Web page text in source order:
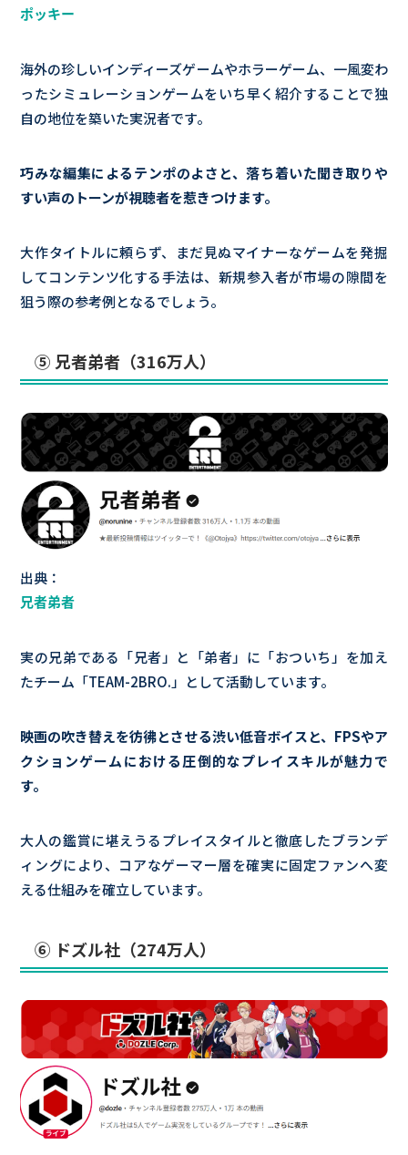
ポッキー
海外の珍しいインディーズゲームやホラーゲーム、一風変わ
ったシミュレーションゲームをいち早く紹介することで独
自の地位を築いた実況者です。
巧みな編集によるテンポのよさと、落ち着いた聞き取りや
すい声のトーンが視聴者を惹きつけます。
大作タイトルに頼らず、まだ見ぬマイナーなゲームを発掘
してコンテンツ化する手法は、新規参入者が市場の隙間を
狙う際の参考例となるでしょう。
⑤ 兄者弟者（316万人）
出典：
兄者弟者
実の兄弟である「兄者」と「弟者」に「おついち」を加え
たチーム「TEAM-2BRO.」として活動しています。
映画の吹き替えを彷彿とさせる渋い低音ボイスと、FPSやア
クションゲームにおける圧倒的なプレイスキルが魅力で
す。
大人の鑑賞に堪えうるプレイスタイルと徹底したブランデ
ィングにより、コアなゲーマー層を確実に固定ファンへ変
える仕組みを確立しています。
⑥ ドズル社（274万人）